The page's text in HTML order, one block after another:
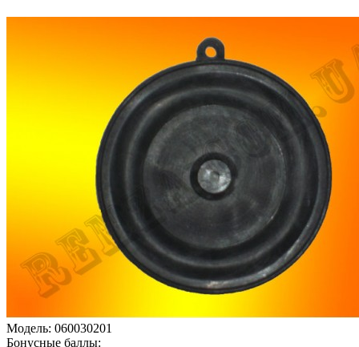
Модель: 060030201
Бонусные баллы: